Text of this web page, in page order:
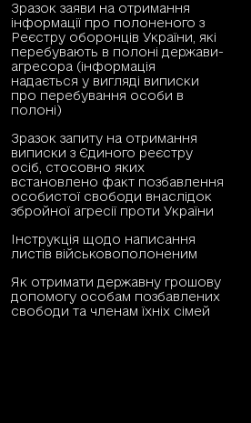
Зразок заяви на отримання
інформації про полоненого з
Реєстру оборонців України, які
перебувають в полоні держави-
агресора (інформація
надається у вигляді виписки
про перебування особи в
полоні)
Зразок запиту на отримання
виписки з Єдиного реєстру
осіб, стосовно яких
встановлено факт позбавлення
особистої свободи внаслідок
збройної агресії проти України
Інструкція щодо написання
листів військовополоненим
Як отримати державну грошову
допомогу особам позбавлених
свободи та членам їхніх сімей